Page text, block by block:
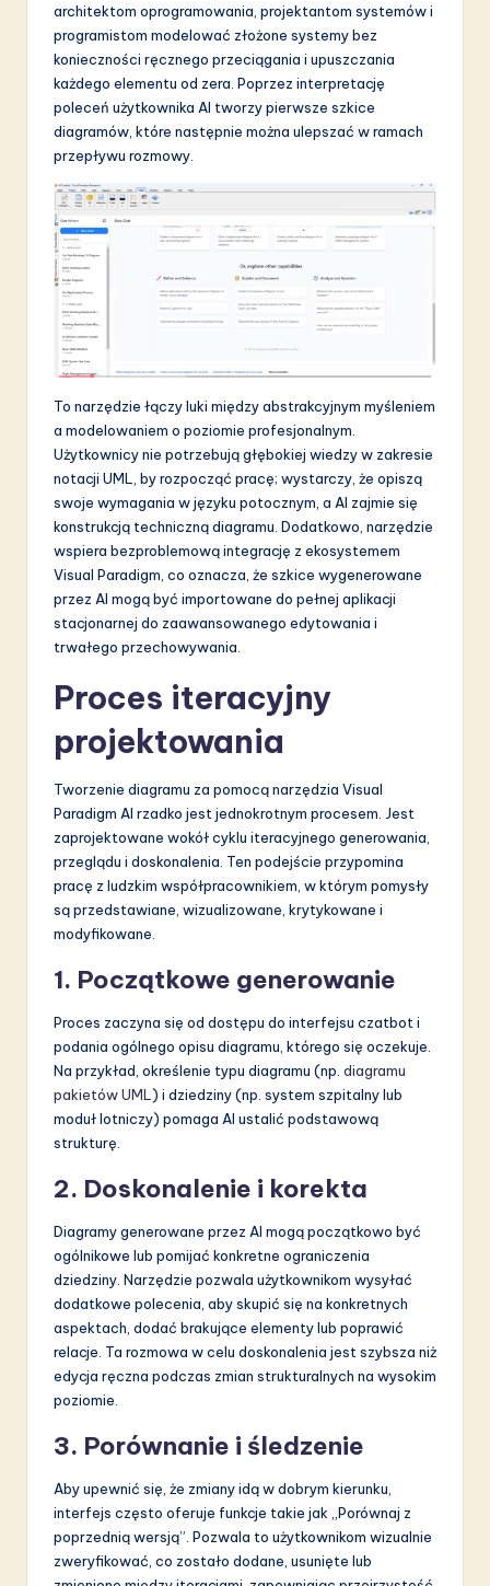
o
ti
architektom oprogramowania, projektantom systemów i
programistom modelować złożone systemy bez
konieczności ręcznego przeciągania i upuszczania
każdego elementu od zera. Poprzez interpretację
poleceń użytkownika AI tworzy pierwsze szkice
diagramów, które następnie można ulepszać w ramach
przepływu rozmowy.
To narzędzie łączy luki między abstrakcyjnym myśleniem
a modelowaniem o poziomie profesjonalnym.
Użytkownicy nie potrzebują głębokiej wiedzy w zakresie
notacji UML, by rozpocząć pracę; wystarczy, że opiszą
swoje wymagania w języku potocznym, a AI zajmie się
konstrukcją techniczną diagramu. Dodatkowo, narzędzie
wspiera bezproblemową integrację z ekosystemem
Visual Paradigm, co oznacza, że szkice wygenerowane
przez AI mogą być importowane do pełnej aplikacji
stacjonarnej do zaawansowanego edytowania i
trwałego przechowywania.
Proces iteracyjny
projektowania
Tworzenie diagramu za pomocą narzędzia Visual
Paradigm AI rzadko jest jednokrotnym procesem. Jest
zaprojektowane wokół cyklu iteracyjnego generowania,
przeglądu i doskonalenia. Ten podejście przypomina
pracę z ludzkim współpracownikiem, w którym pomysły
są przedstawiane, wizualizowane, krytykowane i
modyfikowane.
1. Początkowe generowanie
Proces zaczyna się od dostępu do interfejsu czatbot i
podania ogólnego opisu diagramu, którego się oczekuje.
Na przykład, określenie typu diagramu (np. diagramu
pakietów UML ) i dziedziny (np. system szpitalny lub
moduł lotniczy) pomaga AI ustalić podstawową
strukturę.
2. Doskonalenie i korekta
Diagramy generowane przez AI mogą początkowo być
ogólnikowe lub pomijać konkretne ograniczenia
dziedziny. Narzędzie pozwala użytkownikom wysyłać
dodatkowe polecenia, aby skupić się na konkretnych
aspektach, dodać brakujące elementy lub poprawić
relacje. Ta rozmowa w celu doskonalenia jest szybsza niż
edycja ręczna podczas zmian strukturalnych na wysokim
poziomie.
3. Porównanie i śledzenie
Aby upewnić się, że zmiany idą w dobrym kierunku,
interfejs często oferuje funkcje takie jak „Porównaj z
poprzednią wersją”. Pozwala to użytkownikom wizualnie
zweryfikować, co zostało dodane, usunięte lub